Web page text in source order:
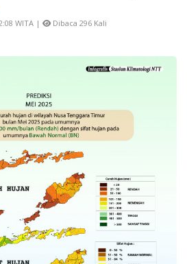
WITA |
Dibaca 296 Kali